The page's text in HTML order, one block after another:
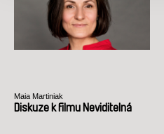
Maia Martiniak
Diskuze k filmu Neviditelná